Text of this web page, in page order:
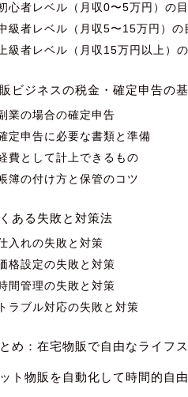
心者レベル（月収0〜5万円）の
級者レベル（月収5〜15万円）の
級者レベル（月収15万円以上）
ビジネスの税金・確定申告の
業の場合の確定申告
定申告に必要な書類と準備
費として計上できるもの
簿の付け方と保管のコツ
ある失敗と対策法
入れの失敗と対策
格設定の失敗と対策
間管理の失敗と対策
トラブル対応の失敗と対策
め：在宅物販で自由なライフ
ト物販を自動化して時間的自